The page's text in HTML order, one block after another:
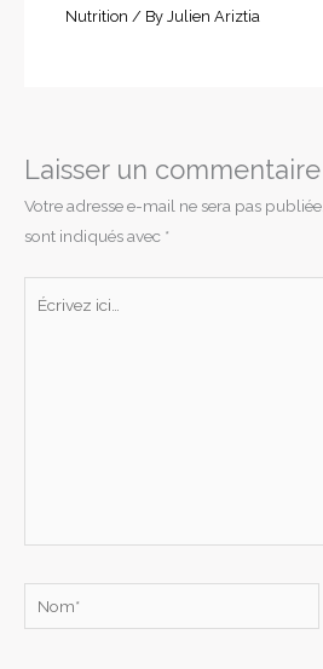
Nutrition / ByJulien Ariztia
Laisser un commentaire
Votre adresse e-mail ne sera pas publiée.
sont indiqués avec *